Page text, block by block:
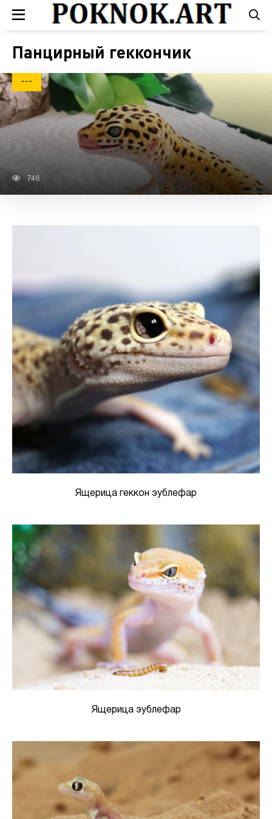
Панцирный геккончик
---
746
Ящерица геккон эублефар
Ящерица эублефар